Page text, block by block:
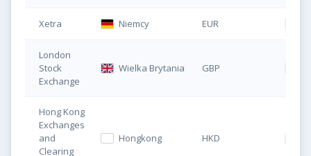
Xetra Niemcy EUR
London
Stock
Exchange
Wielka Brytania GBP
Hong Kong
Exchanges
and
Clearing
Hongkong HKD